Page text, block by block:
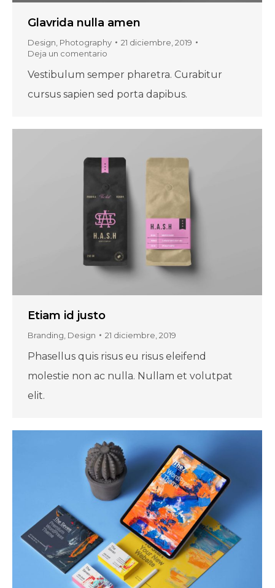
Glavrida nulla amen
Design Photography
21 diciembre, 2019
Deja un comentario
Vestibulum semper pharetra. Curabitur
cursus sapien sed porta dapibus.
Etiam id justo
Branding Design 21 diciembre, 2019
Phasellus quis risus eu risus eleifend
molestie non ac nulla. Nullam et volutpat
elit.